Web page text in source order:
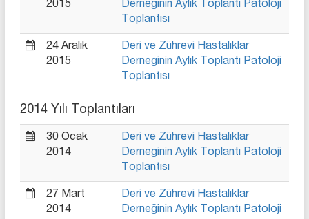
2015
Derneğinin Aylık Toplantı Patoloji
Toplantısı
24 Aralık
2015
Deri ve Zührevi Hastalıklar
Derneğinin Aylık Toplantı Patoloji
Toplantısı
2014 Yılı Toplantıları
30 Ocak
2014
Deri ve Zührevi Hastalıklar
Derneğinin Aylık Toplantı Patoloji
Toplantısı
27 Mart
2014
Deri ve Zührevi Hastalıklar
Derneğinin Aylık Toplantı Patoloji